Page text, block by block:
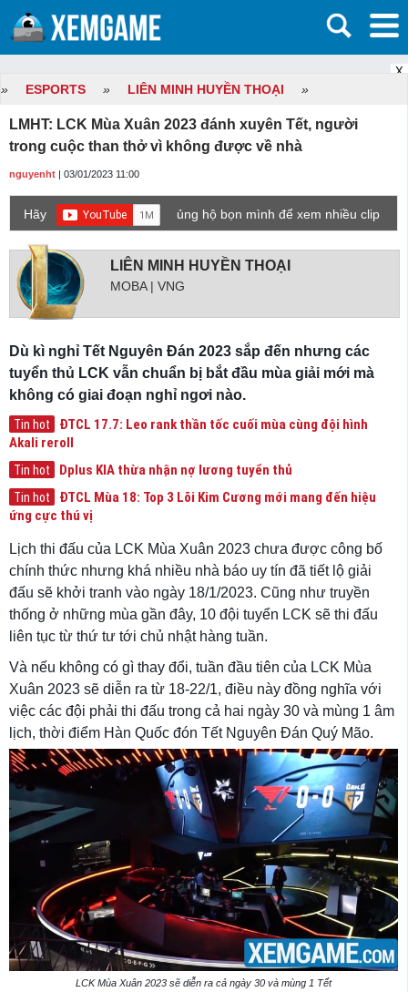
X
» ESPORTS » LIÊN MINH HUYỀN THOẠI »
LMHT: LCK Mùa Xuân 2023 đánh xuyên Tết, người
trong cuộc than thở vì không được về nhà
nguyenht | 03/01/2023 11:00
Hãy
ủng hộ bọn mình để xem nhiều clip
LIÊN MINH HUYỀN THOẠI
MOBA | VNG
Dù kì nghỉ Tết Nguyên Đán 2023 sắp đến nhưng các
tuyển thủ LCK vẫn chuẩn bị bắt đầu mùa giải mới mà
không có giai đoạn nghỉ ngơi nào.
Tin hot
ĐTCL 17.7: Leo rank thần tốc cuối mùa cùng đội hình
Akali reroll
Tin hot Dplus KIA thừa nhận nợ lương tuyển thủ
Tin hot
ĐTCL Mùa 18: Top 3 Lõi Kim Cương mới mang đến hiệu
ứng cực thú vị
Lịch thi đấu của LCK Mùa Xuân 2023 chưa được công bố
chính thức nhưng khá nhiều nhà báo uy tín đã tiết lộ giải
đấu sẽ khởi tranh vào ngày 18/1/2023. Cũng như truyền
thống ở những mùa gần đây, 10 đội tuyển LCK sẽ thi đấu
liên tục từ thứ tư tới chủ nhật hàng tuần.
Và nếu không có gì thay đổi, tuần đầu tiên của LCK Mùa
Xuân 2023 sẽ diễn ra từ 18-22/1, điều này đồng nghĩa với
việc các đội phải thi đấu trong cả hai ngày 30 và mùng 1 âm
lịch, thời điểm Hàn Quốc đón Tết Nguyên Đán Quý Mão.
LCK Mùa Xuân 2023 sẽ diễn ra cả ngày 30 và mùng 1 Tết